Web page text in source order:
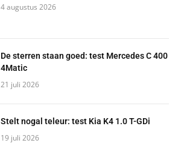
4 augustus 2026
De sterren staan goed: test Mercedes C 400
4Matic
21 juli 2026
Stelt nogal teleur: test Kia K4 1.0 T-GDi
19 juli 2026